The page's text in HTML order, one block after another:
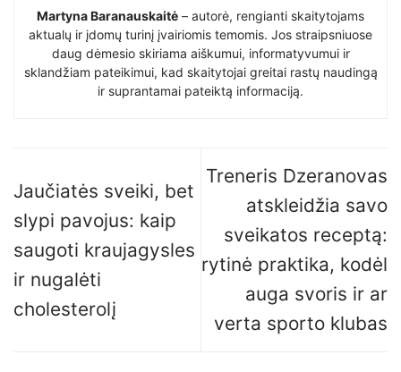
Martyna Baranauskaitė – autorė, rengianti skaitytojams
aktualų ir įdomų turinį įvairiomis temomis. Jos straipsniuose
daug dėmesio skiriama aiškumui, informatyvumui ir
sklandžiam pateikimui, kad skaitytojai greitai rastų naudingą
ir suprantamai pateiktą informaciją.
Jaučiatės sveiki, bet
slypi pavojus: kaip
saugoti kraujagysles
ir nugalėti
cholesterolį
Treneris Dzeranovas
atskleidžia savo
sveikatos receptą:
rytinė praktika, kodėl
auga svoris ir ar
verta sporto klubas